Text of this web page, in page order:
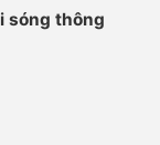
sóng thông